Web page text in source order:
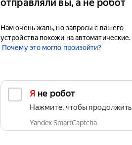
отправляли вы, а не робот
Нам очень жаль, но запросы с вашего
устройства похожи на автоматические.
Почему это могло произойти?
Я не робот
Нажмите, чтобы продолжить
Yandex SmartCaptcha